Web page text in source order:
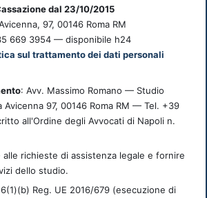
dal 23/10/2015
97, 00146 Roma RM
669 3954 — disponibile h24
sul trattamento dei dati personali
: Avv. Massimo Romano — Studio
97, 00146 Roma RM — Tel. +39
all'Ordine degli Avvocati di Napoli n.
alle richieste di assistenza legale e fornire
dello studio.
Reg. UE 2016/679 (esecuzione di